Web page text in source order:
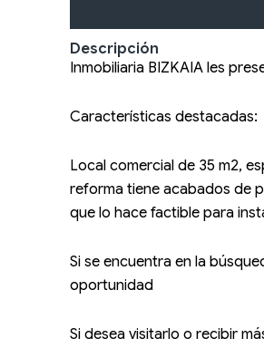
Descripción
Inmobiliaria BIZKAIA les
Características destacadas:
Local comercial de 35 m2,
reforma tiene acabados de
que lo hace factible para
Si se encuentra en la
oportunidad
Si desea visitarlo o recibir